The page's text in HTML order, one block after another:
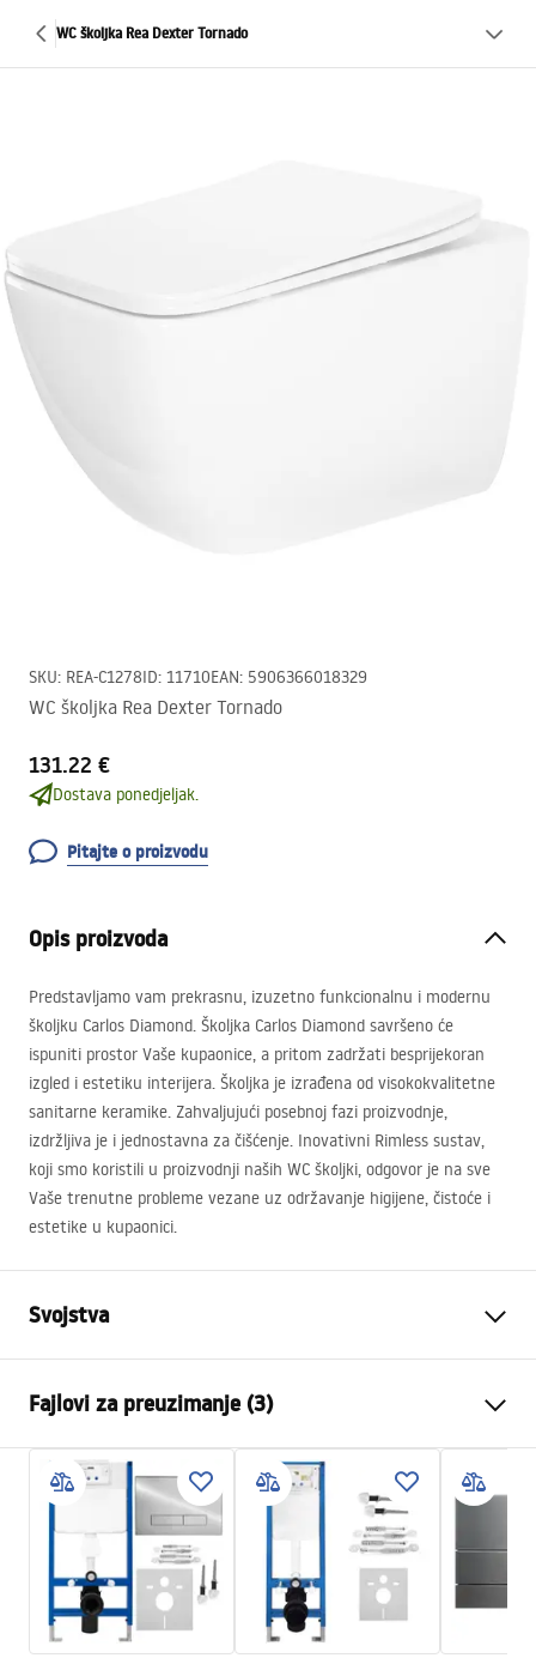
WC školjka Rea Dexter Tornado
SKU: REA-C1278ID: 11710EAN: 5906366018329
WC školjka Rea Dexter Tornado
131.22 €
Dostava ponedjeljak.
Pitajte o proizvodu
Opis proizvoda
Predstavljamo vam prekrasnu, izuzetno funkcionalnu i modernu
školjku Carlos Diamond. Školjka Carlos Diamond savršeno će
ispuniti prostor Vaše kupaonice, a pritom zadržati besprijekoran
izgled i estetiku interijera. Školjka je izrađena od visokokvalitetne
sanitarne keramike. Zahvaljujući posebnoj fazi proizvodnje,
izdržljiva je i jednostavna za čišćenje. Inovativni Rimless sustav,
koji smo koristili u proizvodnji naših WC školjki, odgovor je na sve
Vaše trenutne probleme vezane uz održavanje higijene, čistoće i
estetike u kupaonici.
Svojstva
Sustav ispiranja
Boja
Bijela
Završetak
Sjajni
Materijal
Sanitarna keramika
Duljina
515
Širina
365mm
Visina
350 mm
Fajlovi za preuzimanje (3)
Atest
ATEST-higieniczny.pdf
Installation instructions
instrukcja-montażu-misy-wc-video.mp4